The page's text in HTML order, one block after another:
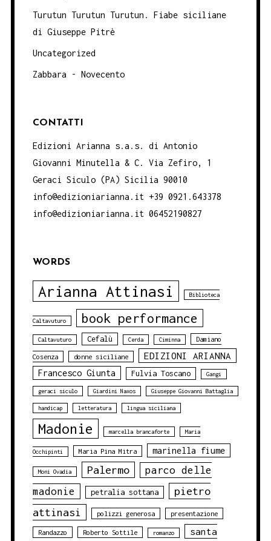
Turutun Turutun Turutun. Fiabe siciliane
di Giuseppe Pitrè
Uncategorized
Zabbara - Novecento
CONTATTI
Edizioni Arianna s.a.s. di Antonio
Giovanni Minutella & C. Via Zefiro, 1
Geraci Siculo (PA) Sicilia 90010
info@edizioniarianna.it +39 0921.643378
info@edizioniarianna.it 06452190827
WORDS
Arianna Attinasi Biblioteca
Caltavuturo book performance
Caltavuturo Cefalù Cerda Ciminna Damiano
Cosenza donne siciliane EDIZIONI ARIANNA
Francesco Giunta Fulvia Toscano Gangi
geraci siculo Giardini Naxos Giuseppe Giovanni Battaglia
handicap letteratura lingua siciliana
Madonie marcella brancaforte Maria
Occhipinti Maria Pina Mitra marinella fiume
Moni Ovadia Palermo
parco delle
madonie
petralia sottana
pietro
attinasi
polizzi generosa presentazione
Randazzo Roberto Sottile romanzo santa